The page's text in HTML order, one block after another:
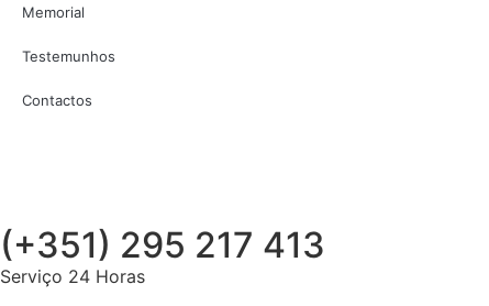
Memorial
Testemunhos
Contactos
(+351) 295 217 413
Serviço 24 Horas